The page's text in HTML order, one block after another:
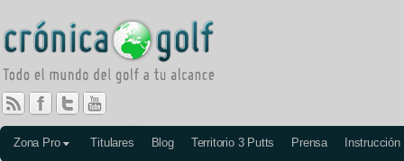
Zona Pro Titulares Blog Territorio 3 Putts Prensa Instrucción